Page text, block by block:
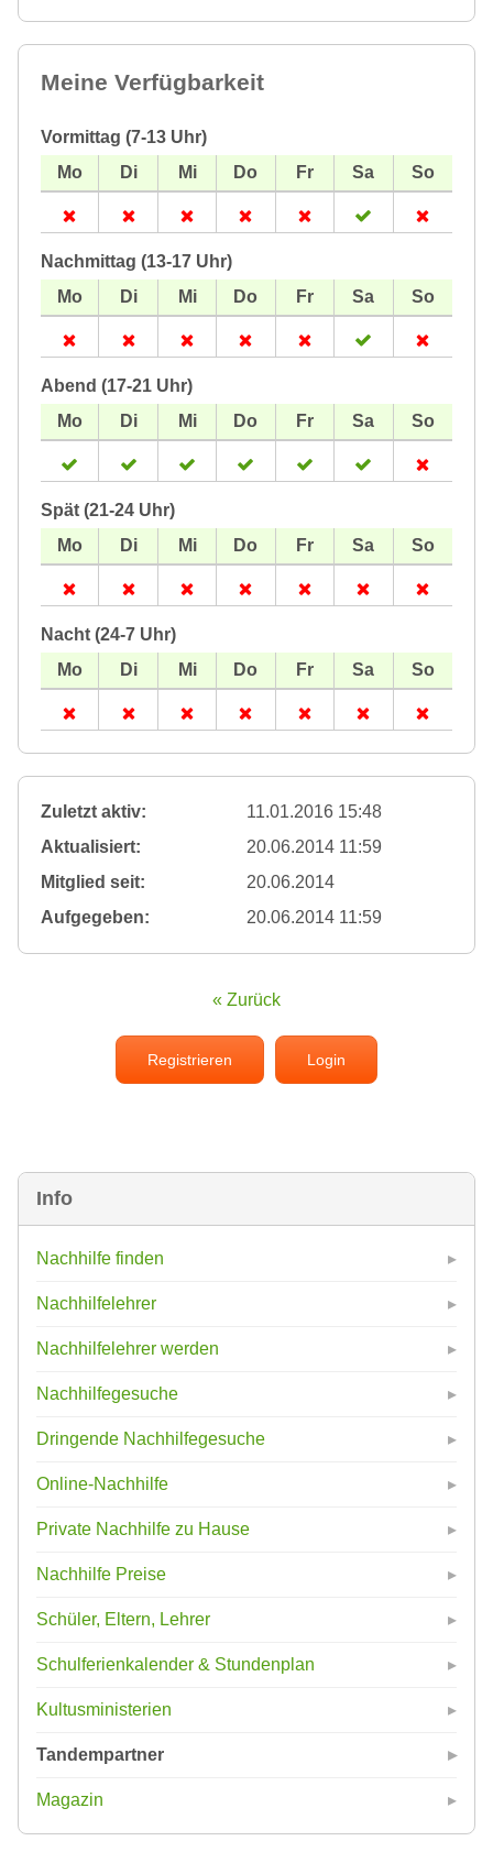
Info
Nachhilfe finden
Nachhilfelehrer
Nachhilfelehrer werden
Nachhilfegesuche
Dringende Nachhilfegesuche
Online-Nachhilfe
Private Nachhilfe zu Hause
Nachhilfe Preise
Schüler, Eltern, Lehrer
Schulferienkalender & Stundenplan
Kultusministerien
Tandempartner
Magazin
Meine Verfügbarkeit
Vormittag (7-13 Uhr)
Nachmittag (13-17 Uhr)
Abend (17-21 Uhr)
Spät (21-24 Uhr)
Nacht (24-7 Uhr)
Zuletzt aktiv:
11.01.2016 15:48
Aktualisiert:
20.06.2014 11:59
Mitglied seit:
20.06.2014
Aufgegeben:
20.06.2014 11:59
« Zurück
Registrieren Login